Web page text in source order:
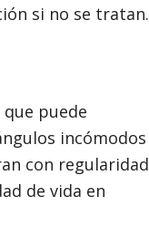
si no se tratan.
puede
incómodos
con regularidad
de vida en